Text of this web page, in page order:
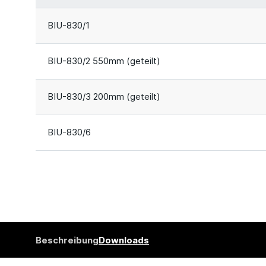
BIU-830/1
BIU-830/2 550mm (geteilt)
BIU-830/3 200mm (geteilt)
BIU-830/6
BeschreibungDownloads